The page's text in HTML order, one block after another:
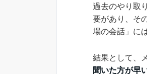
過去のやり取
要があり、そ
場の会話」に
結果として、
聞いた方が早